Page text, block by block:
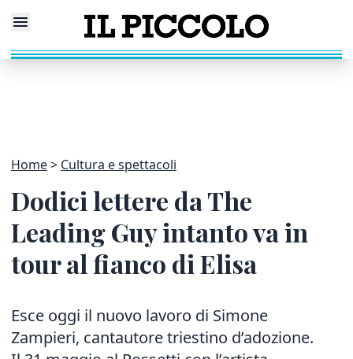
Home Cultura e spettacoli
Dodici lettere da The
Leading Guy intanto va in
tour al fianco di Elisa
Esce oggi il nuovo lavoro di Simone
Zampieri, cantautore triestino d’adozione.